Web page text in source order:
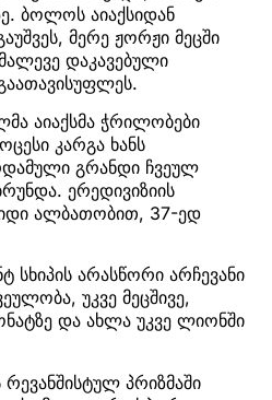
ბოლოს აიაქსიდან
მერე ჟორჟი მეცში
დაკავებული
აიაქსმა ჭრილობები
კარგა ხანს
გრანდი ჩვეულ
ერედივიზიის
ალბათობით, 37-ედ
სხიპის არასწორი არჩევანი
უკვე მეცშივე,
და ახლა უკვე ლიონში
პრიზმაში